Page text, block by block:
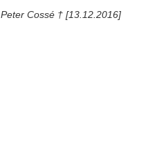
Peter Cossé † [13.12.2016]